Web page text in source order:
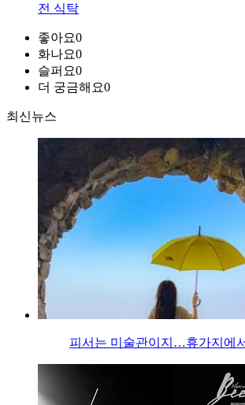
전 식탁
좋아요0
화나요0
슬퍼요0
더 궁금해요0
최신뉴스
피서는 미술관이지…휴가지에